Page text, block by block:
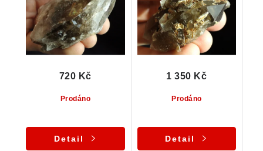
Prodáno
720 Kč
Detail
Prodáno
1 350 Kč
Detail